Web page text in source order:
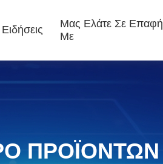
Ειδήσεις
Μας Ελάτε Σε Επαφή
Με
ΠΡΟΪΟΝΤΩΝ